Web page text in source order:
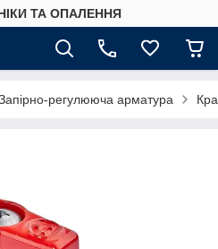
ТА ОПАЛЕННЯ
регулююча арматура